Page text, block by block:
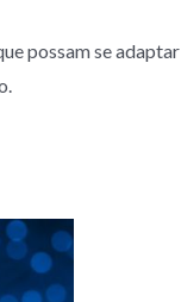
possam se adaptar